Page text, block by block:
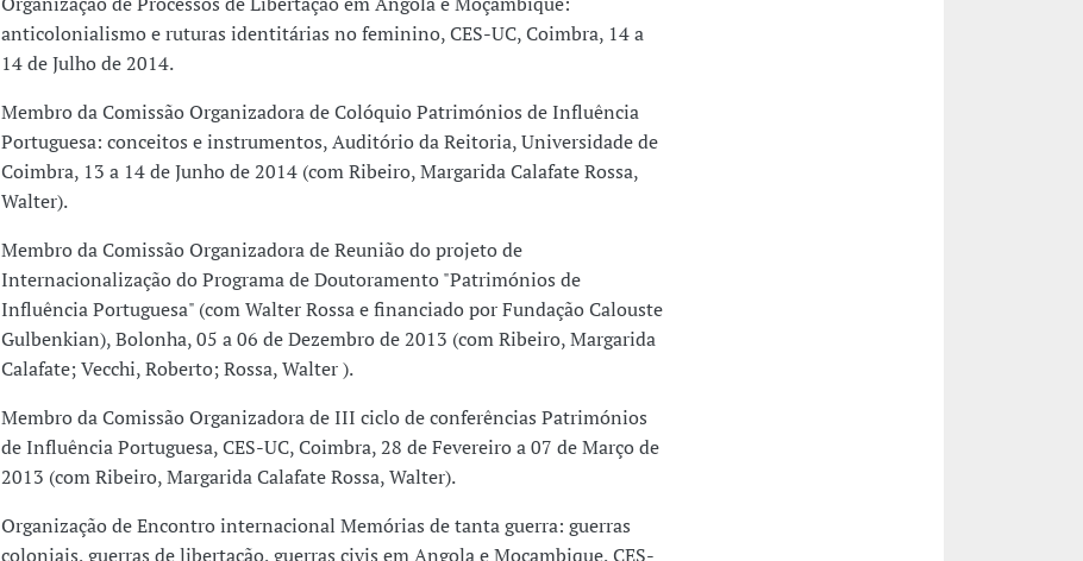
anticolonialismo e ruturas identitárias no feminino, CES-UC, Coimbra, 14 a
14 de Julho de 2014.
Membro da Comissão Organizadora de Colóquio Patrimónios de Influência
Portuguesa: conceitos e instrumentos, Auditório da Reitoria, Universidade de
Coimbra, 13 a 14 de Junho de 2014 (com Ribeiro, Margarida Calafate Rossa,
Walter).
Membro da Comissão Organizadora de Reunião do projeto de
Internacionalização do Programa de Doutoramento "Patrimónios de
Influência Portuguesa" (com Walter Rossa e financiado por Fundação Calouste
Gulbenkian), Bolonha, 05 a 06 de Dezembro de 2013 (com Ribeiro, Margarida
Calafate; Vecchi, Roberto; Rossa, Walter ).
Membro da Comissão Organizadora de III ciclo de conferências Patrimónios
de Influência Portuguesa, CES-UC, Coimbra, 28 de Fevereiro a 07 de Março de
2013 (com Ribeiro, Margarida Calafate Rossa, Walter).
Organização de Encontro internacional Memórias de tanta guerra: guerras
coloniais, guerras de libertação, guerras civis em Angola e Moçambique, CES-